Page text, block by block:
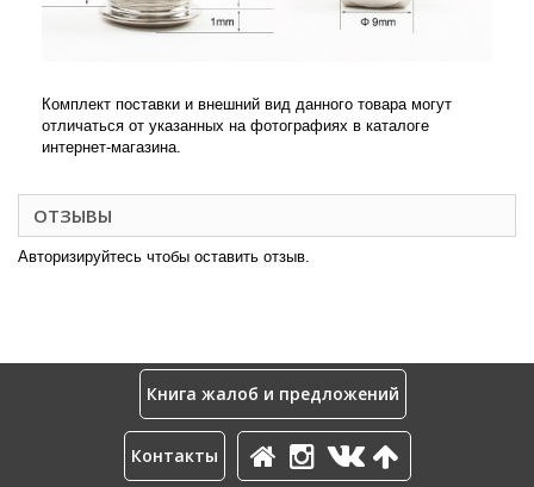
Комплект поставки и внешний вид данного товара могут
отличаться от указанных на фотографиях в каталоге
интернет-магазина.
ОТЗЫВЫ
Авторизируйтесь чтобы оставить отзыв.
Книга жалоб и предложений
Контакты